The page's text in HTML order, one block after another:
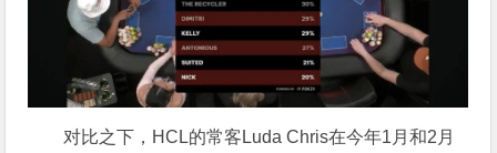
对比之下，HCL的常客Luda Chris在今年1月和2月